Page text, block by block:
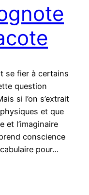
se fier à certains
question
si l’on s’extrait
et que
et l’imaginaire
conscience
pour…